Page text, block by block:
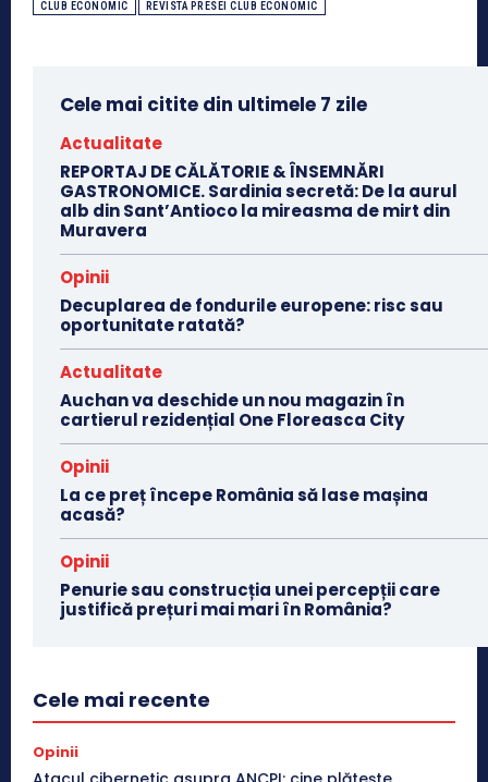
CLUB ECONOMIC REVISTA PRESEI CLUB ECONOMIC
Cele mai citite din ultimele 7 zile
Actualitate
REPORTAJ DE CĂLĂTORIE & ÎNSEMNĂRI
GASTRONOMICE. Sardinia secretă: De la aurul
alb din Sant’Antioco la mireasma de mirt din
Muravera
Opinii
Decuplarea de fondurile europene: risc sau
oportunitate ratată?
Actualitate
Auchan va deschide un nou magazin în
cartierul rezidențial One Floreasca City
Opinii
La ce preț începe România să lase mașina
acasă?
Opinii
Penurie sau construcția unei percepții care
justifică prețuri mai mari în România?
Cele mai recente
Opinii